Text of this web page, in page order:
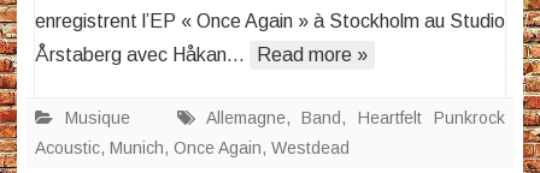
enregistrent l’EP « Once Again » à Stockholm au Studio
Årstaberg avec Håkan…
Read more »
Musique Allemagne,Band,Heartfelt Punkrock
Acoustic, Munich, Once Again, Westdead